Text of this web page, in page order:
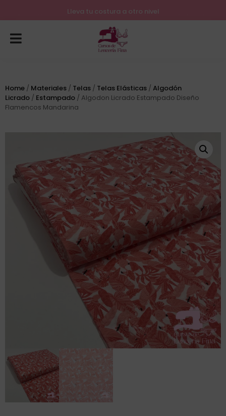
Lleva tu costura a otro nivel
Home / Materiales / Telas / Telas Elásticas / Algodón
Licrado / Estampado / Algodon Licrado Estampado Diseño
Flamencos Mandarina